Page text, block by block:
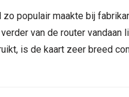
populair maakte bij
van de router
is de kaart zeer breed